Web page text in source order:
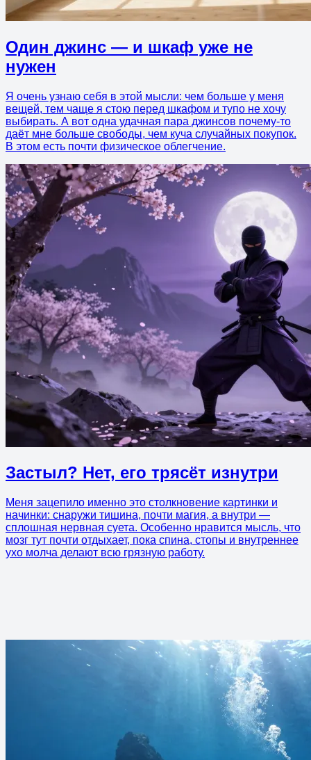
Один джинс — и шкаф уже не
нужен
Я очень узнаю себя в этой мысли: чем больше у меня
вещей, тем чаще я стою перед шкафом и тупо не хочу
выбирать. А вот одна удачная пара джинсов почему-то
даёт мне больше свободы, чем куча случайных покупок.
В этом есть почти физическое облегчение.
Застыл? Нет, его трясёт изнутри
Меня зацепило именно это столкновение картинки и
начинки: снаружи тишина, почти магия, а внутри —
сплошная нервная суета. Особенно нравится мысль, что
мозг тут почти отдыхает, пока спина, стопы и внутреннее
ухо молча делают всю грязную работу.